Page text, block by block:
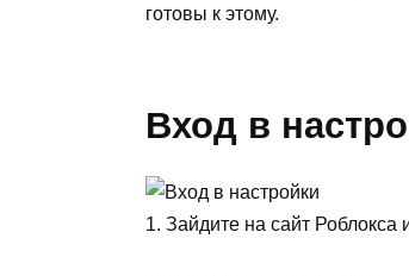
готовы к этому.
Вход в
1. Зайдите на сайт Роблокса